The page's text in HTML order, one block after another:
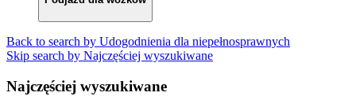
Back to search by Udogodnienia dla niepełnosprawnych
Skip search by Najczęściej wyszukiwane
Najczęściej wyszukiwane